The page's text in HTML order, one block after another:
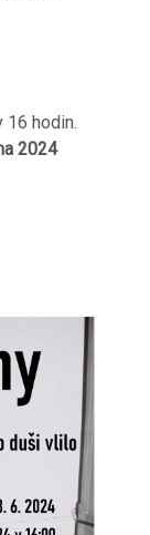
16 hodin.
2024